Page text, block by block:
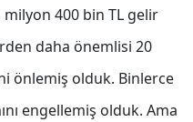
400 bin TL gelir
daha önemlisi 20
önlemiş olduk. Binlerce
engellemiş olduk. Ama